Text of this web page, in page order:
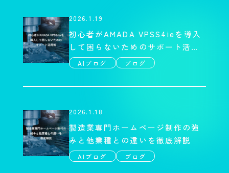
2026.1.19
初心者がAMADA VPSS4ieを導入
して困らないためのサポート活用
術AIブログ ブログ
2026.1.18
製造業専門ホームページ制作の強
みと他業種との違いを徹底解説
AIブログ ブログ